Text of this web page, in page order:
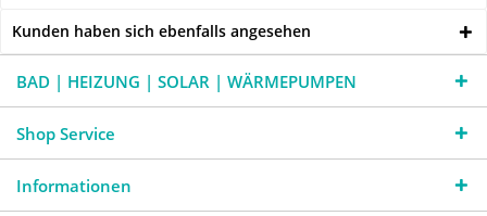
Kunden haben sich ebenfalls angesehen
BAD | HEIZUNG | SOLAR | WÄRMEPUMPEN
Shop Service
Informationen